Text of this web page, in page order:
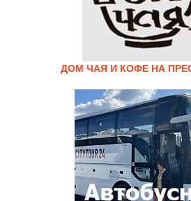
ДОМ ЧАЯ И КОФЕ НА